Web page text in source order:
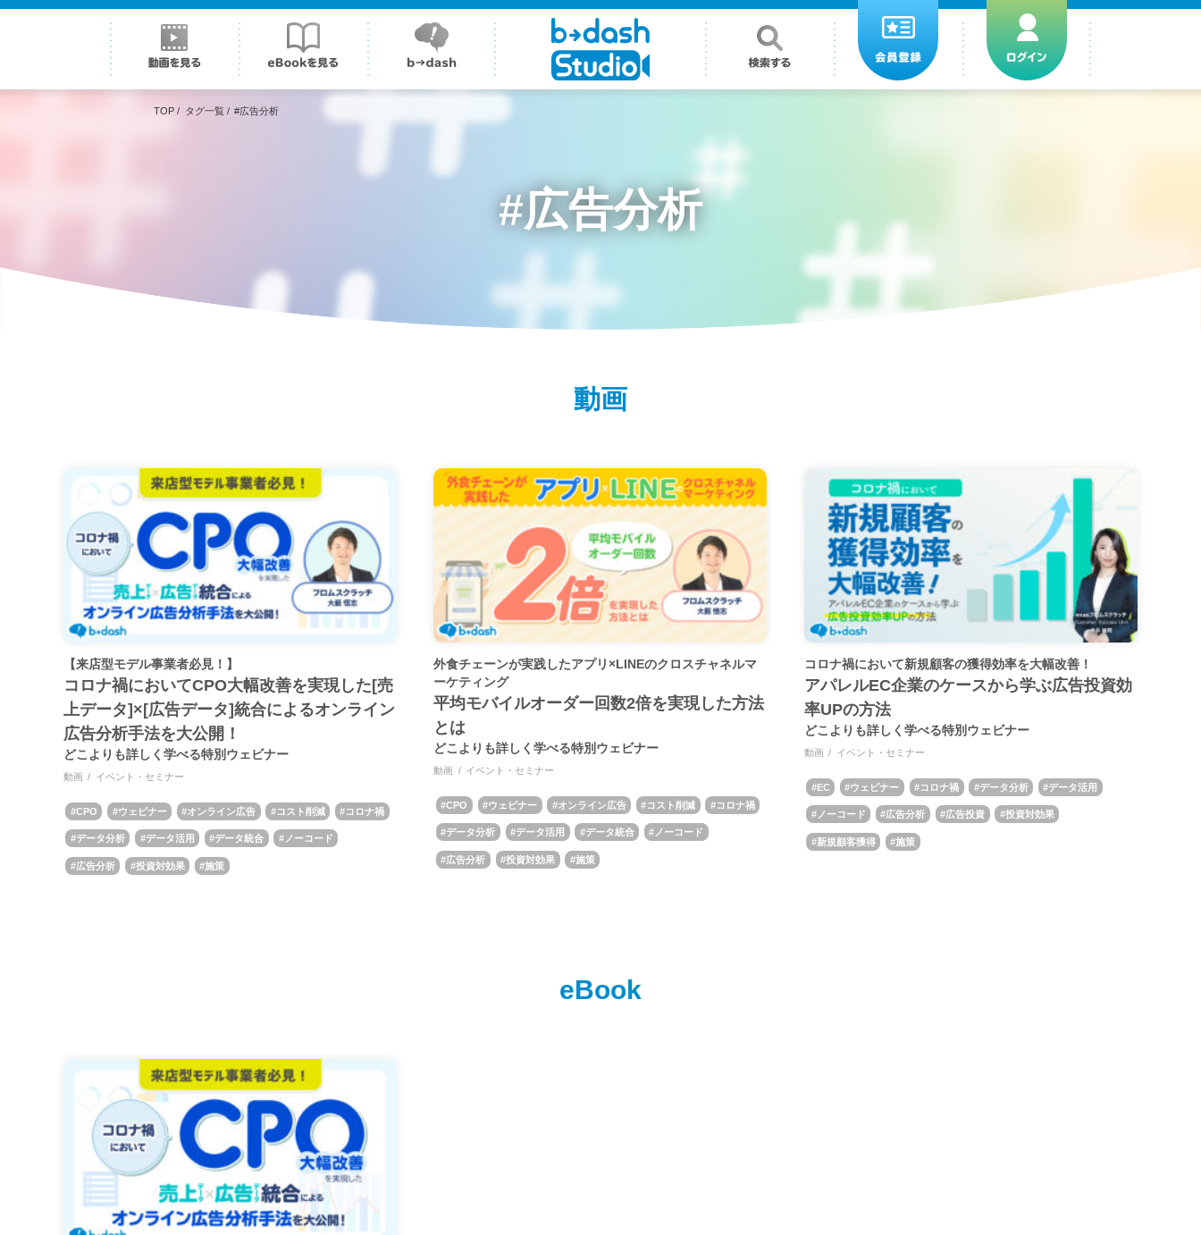
TOP / タグ一覧/ #広告分析
#広告分析
動画
【来店型モデル事業者必見！】
コロナ禍においてCPO大幅改善を実現した[売
上データ]×[広告データ]統合によるオンライン
広告分析手法を大公開！
どこよりも詳しく学べる特別ウェビナー
動画 イベント・セミナー
CPO ウェビナー オンライン広告 コスト削減 コロナ禍
データ分析 データ活用 データ統合 ノーコード
広告分析 投資対効果 施策
外食チェーンが実践したアプリ×LINEのクロスチャネルマ
ーケティング
平均モバイルオーダー回数2倍を実現した方法
とは
どこよりも詳しく学べる特別ウェビナー
動画 イベント・セミナー
CPO ウェビナー オンライン広告 コスト削減 コロナ禍
データ分析 データ活用 データ統合 ノーコード
広告分析 投資対効果 施策
コロナ禍において新規顧客の獲得効率を大幅改善！
アパレルEC企業のケースから学ぶ広告投資効
率UPの方法
どこよりも詳しく学べる特別ウェビナー
動画 イベント・セミナー
EC ウェビナー コロナ禍 データ分析 データ活用
ノーコード 広告分析 広告投資 投資対効果
新規顧客獲得 施策
eBook